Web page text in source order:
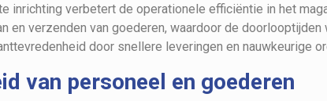
inrichting verbetert de operationele efficiëntie in het
en verzenden van goederen, waardoor de
door snellere leveringen en nauwkeurige
van personeel en goederen